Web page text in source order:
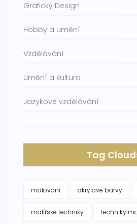
Grafický Design
Hobby a umění
Vzdělávání
Umění a kultura
Jazykové vzdělávání
Tag
malování akrylové barvy
malířské techniky techniky